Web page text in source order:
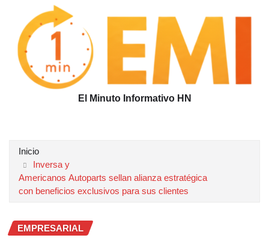
El Minuto Informativo HN
Inicio
Inversa y
Americanos Autoparts sellan alianza estratégica
con beneficios exclusivos para sus clientes
EMPRESARIAL